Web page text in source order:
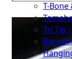
T-
Tri Tip